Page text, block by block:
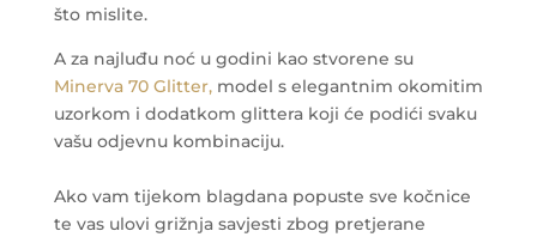
što mislite.
A za najluđu noć u godini kao stvorene su
Minerva 70 Glitter,model s elegantnim okomitim
uzorkom i dodatkom glittera koji će podići svaku
vašu odjevnu kombinaciju.
Ako vam tijekom blagdana popuste sve kočnice
te vas ulovi grižnja savjesti zbog pretjerane